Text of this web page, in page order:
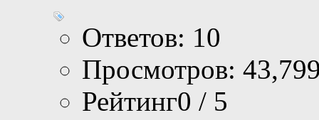
Ответов: 10
Просмотров:
Рейтинг0 / 5